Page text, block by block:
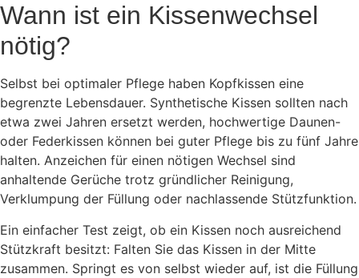
Wann ist ein Kissenwechsel
nötig?
Selbst bei optimaler Pflege haben Kopfkissen eine
begrenzte Lebensdauer. Synthetische Kissen sollten nach
etwa zwei Jahren ersetzt werden, hochwertige Daunen-
oder Federkissen können bei guter Pflege bis zu fünf Jahre
halten. Anzeichen für einen nötigen Wechsel sind
anhaltende Gerüche trotz gründlicher Reinigung,
Verklumpung der Füllung oder nachlassende Stützfunktion.
Ein einfacher Test zeigt, ob ein Kissen noch ausreichend
Stützkraft besitzt: Falten Sie das Kissen in der Mitte
zusammen. Springt es von selbst wieder auf, ist die Füllung